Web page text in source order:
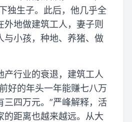
独生子。此后，他几乎全
外地做建筑工人，妻子则
与小孩，种地、养猪、做
产行业的衰退，建筑工人
好的年头一年能赚七八万
三四万元。”严峰解释，活
的距离也越来越远。从大